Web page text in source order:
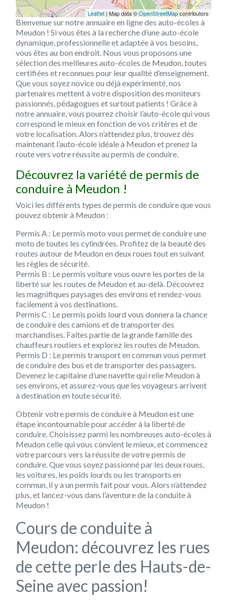
Leaflet | Map data ©OpenStreetMapcontributors
Bienvenue sur notre annuaire en ligne des auto-écoles à
Meudon ! Si vous êtes à la recherche d’une auto-école
dynamique, professionnelle et adaptée à vos besoins,
vous êtes au bon endroit. Nous vous proposons une
sélection des meilleures auto-écoles de Meudon, toutes
certifiées et reconnues pour leur qualité d’enseignement.
Que vous soyez novice ou déjà expérimenté, nos
partenaires mettent à votre disposition des moniteurs
passionnés, pédagogues et surtout patients ! Grâce à
notre annuaire, vous pourrez choisir l’auto-école qui vous
correspond le mieux en fonction de vos critères et de
votre localisation. Alors n’attendez plus, trouvez dès
maintenant l’auto-école idéale à Meudon et prenez la
route vers votre réussite au permis de conduire.
Découvrez la variété de permis de
conduire à Meudon !
Voici les différents types de permis de conduire que vous
pouvez obtenir à Meudon :
Permis A : Le permis moto vous permet de conduire une
moto de toutes les cylindrées. Profitez de la beauté des
routes autour de Meudon en deux roues tout en suivant
les règles de sécurité.
Permis B : Le permis voiture vous ouvre les portes de la
liberté sur les routes de Meudon et au-delà. Découvrez
les magnifiques paysages des environs et rendez-vous
facilement à vos destinations.
Permis C : Le permis poids lourd vous donnera la chance
de conduire des camions et de transporter des
marchandises. Faites partie de la grande famille des
chauffeurs routiers et explorez les routes de Meudon.
Permis D : Le permis transport en commun vous permet
de conduire des bus et de transporter des passagers.
Devenez le capitaine d’une navette qui relie Meudon à
ses environs, et assurez-vous que les voyageurs arrivent
à destination en toute sécurité.
Obtenir votre permis de conduire à Meudon est une
étape incontournable pour accéder à la liberté de
conduire. Choisissez parmi les nombreuses auto-écoles à
Meudon celle qui vous convient le mieux, et commencez
votre parcours vers la réussite de votre permis de
conduire. Que vous soyez passionné par les deux roues,
les voitures, les poids lourds ou les transports en
commun, il y a un permis fait pour vous. Alors n’attendez
plus, et lancez-vous dans l’aventure de la conduite à
Meudon !
Cours de conduite à
Meudon: découvrez les rues
de cette perle des Hauts-de-
Seine avec passion!